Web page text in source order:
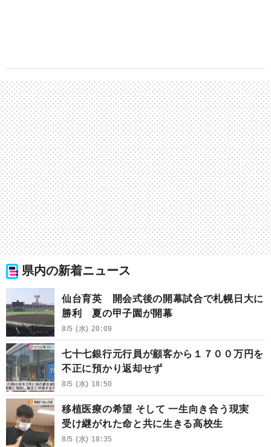
県内の新着ニュース
仙台育英 開会式後の開幕試合で札幌日大に
勝利 夏の甲子園が開幕
8/5 (水) 20:09
七十七銀行元行員が顧客から１７００万円を
不正に預かり返却せず
8/5 (水) 18:50
移植医療の希望 そして 一生向き合う現実
受け継がれた命と共に生きる高校生
8/5 (水) 18:35